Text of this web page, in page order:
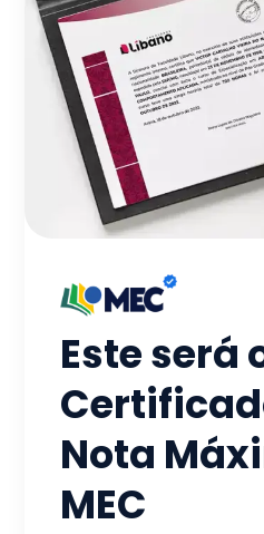
Este será
Nota
MEC